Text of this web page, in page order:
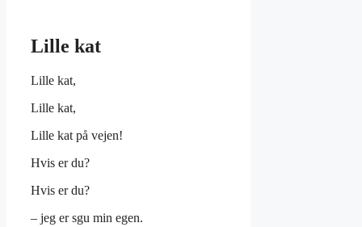
Lille kat
Lille kat,
Lille kat,
Lille kat på vejen!
Hvis er du?
Hvis er du?
– jeg er sgu min egen.